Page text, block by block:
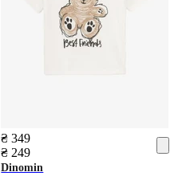
₴ 349
₴ 249
Dinomin